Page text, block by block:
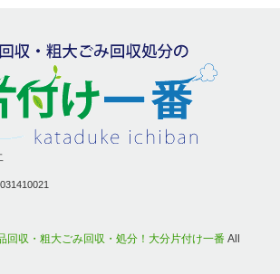
回収・粗大ごみ回収・処分！大分片付け一番 All